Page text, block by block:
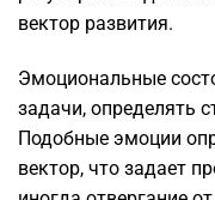
вектор развития.
Эмоциональные
задачи, определять
Подобные эмоции
вектор, что задает